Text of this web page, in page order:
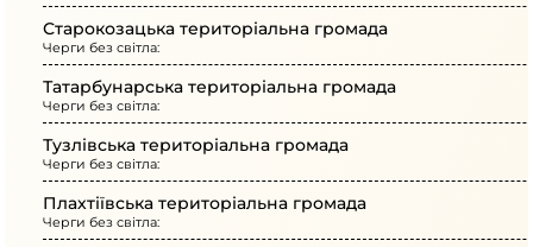
Старокозацька територіальна громада
Черги без світла:
Татарбунарська територіальна громада
Черги без світла:
Тузлівська територіальна громада
Черги без світла:
Плахтіївська територіальна громада
Черги без світла: